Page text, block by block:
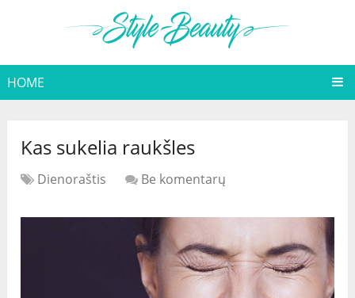
HOME
Kas sukelia raukšles
Dienoraštis Be komentarų